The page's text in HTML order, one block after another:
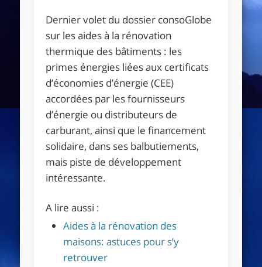
Dernier volet du dossier consoGlobe
sur les aides à la rénovation
thermique des bâtiments : les
primes énergies liées aux certificats
d’économies d’énergie (CEE)
accordées par les fournisseurs
d’énergie ou distributeurs de
carburant, ainsi que le financement
solidaire, dans ses balbutiements,
mais piste de développement
intéressante.
A lire aussi :
Aides à la rénovation des
maisons: astuces pour s’y
retrouver